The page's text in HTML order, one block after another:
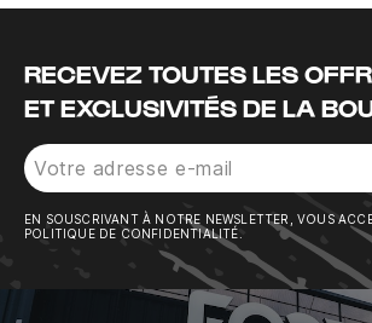
RECEVEZ TOUTES LES
ET EXCLUSIVITÉS DE LA
EN SOUSCRIVANT À NOTRE NEWSLETTER, VOUS
POLITIQUE DE CONFIDENTIALITÉ.